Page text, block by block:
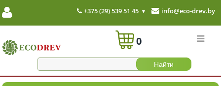
+375 (29) 539 51 45 info@eco-drev.by
0